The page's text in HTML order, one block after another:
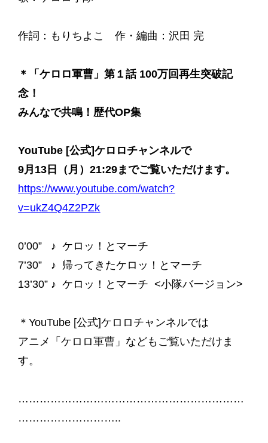
作詞：もりちよこ 作・編曲：沢田 完
＊
「ケロロ軍曹」第１話 100万回再生突破記
念！
みんなで共鳴！歴代OP集
YouTube [公式]ケロロチャンネルで
9月13日（月）21:29までご覧いただけます。
https://www.youtube.com/watch?
v=ukZ4Q4Z2PZk
0’00” ♪ ケロッ！とマーチ
7’30” ♪ 帰ってきたケロッ！とマーチ
13’30” ♪ ケロッ！とマーチ <小隊バージョン>
＊YouTube [公式]ケロロチャンネルでは
アニメ「ケロロ軍曹」などもご覧いただけま
す。
………………………………………………………
………………………..